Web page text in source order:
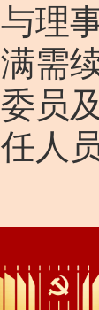
与理
满需
委员
任人